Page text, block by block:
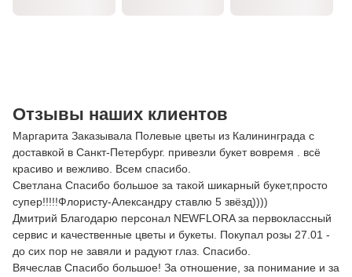
Отзывы наших клиентов
Маргарита Заказывала Полевые цветы из Калининграда с
доставкой в Санкт-Петербург. привезли букет вовремя . всё
красиво и вежливо. Всем спасибо.
Светлана Спасибо большое за такой шикарный букет,просто
супер!!!!!Флористу-Александру ставлю 5 звёзд))))
Дмитрий Благодарю персонал NEWFLORA за первоклассный
сервис и качественные цветы и букеты. Покупал розы 27.01 -
до сих пор не завяли и радуют глаз. Спасибо.
Вячеслав Спасибо большое! За отношение, за понимание и за